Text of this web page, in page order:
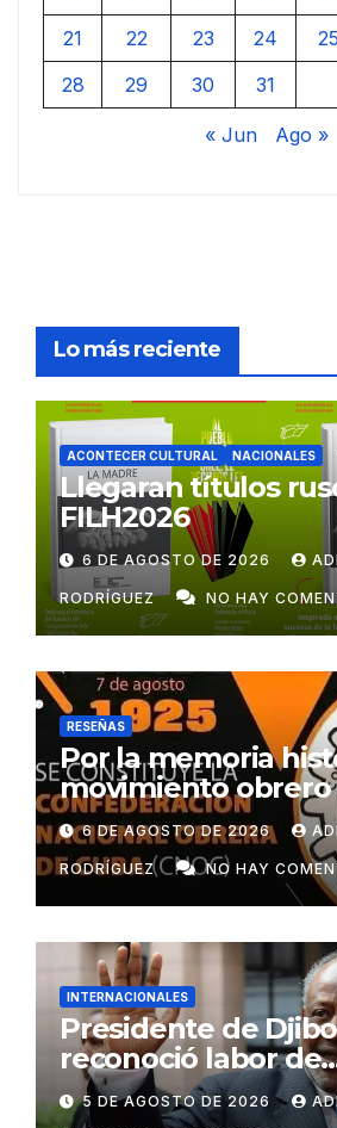
21
22 23 24 25
28
29 30 31
« Jun Ago »
Lo más reciente
ACONTECER CULTURAL NACIONALES
Llegaran títulos
FILH2026
6 DE AGOSTO DE 2026
RODRÍGUEZ NO HAY
RESEÑAS
Por la memoria
movimiento obrero
6 DE AGOSTO DE 2026
RODRÍGUEZ NO HAY
INTERNACIONALES
Presidente de
reconoció labor de
colaboradores de
5 DE AGOSTO DE 2026